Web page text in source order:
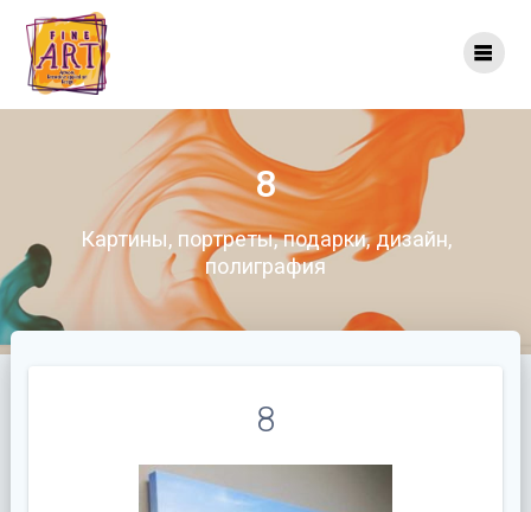
8
Картины, портреты, подарки, дизайн,
полиграфия
8